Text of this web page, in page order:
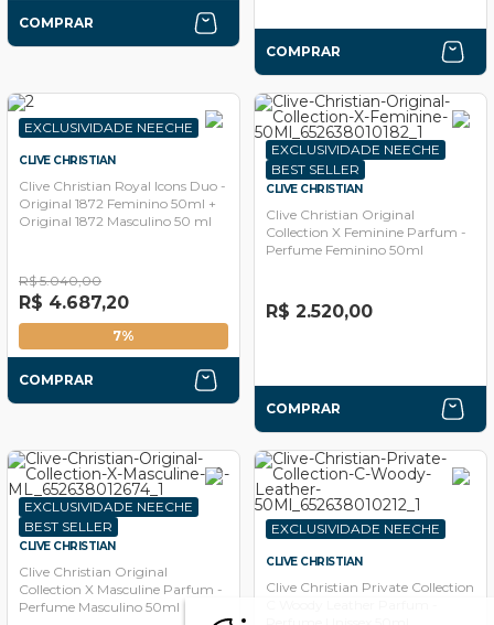
COMPRAR
COMPRAR
EXCLUSIVIDADE NEECHE
CLIVE CHRISTIAN
Clive Christian Royal Icons Duo -
Original 1872 Feminino 50ml +
Original 1872 Masculino 50 ml
R$ 5.040,00
R$ 4.687,20
7%
COMPRAR
EXCLUSIVIDADE NEECHE
BEST SELLER
CLIVE CHRISTIAN
Clive Christian Original
Collection X Feminine Parfum -
Perfume Feminino 50ml
R$ 2.520,00
COMPRAR
EXCLUSIVIDADE NEECHE
BEST SELLER
CLIVE CHRISTIAN
Clive Christian Original
Collection X Masculine Parfum -
Perfume Masculino 50ml
EXCLUSIVIDADE NEECHE
CLIVE CHRISTIAN
Clive Christian Private Collection